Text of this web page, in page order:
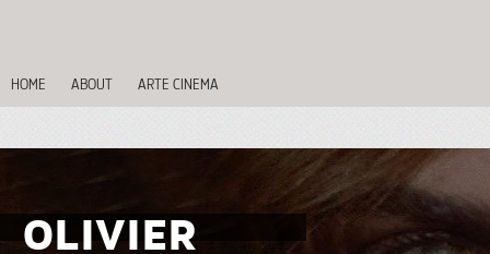
HOME ABOUT ARTE CINEMA
OLIVIER